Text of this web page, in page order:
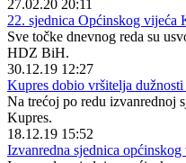
27.02.20 20:11
22. sjednica Općinskog vijeća
Sve točke dnevnog reda su
HDZ BiH.
30.12.19 12:27
Kupres dobio vršitelja
Na trećoj po redu izvanrednoj
Kupres.
18.12.19 15:52
Izvanredna sjednica